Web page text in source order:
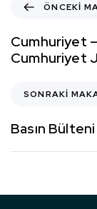
ÖNCEKI
Cumhuriyet
Cumhuriyet
SONRAKI
Basın Bülteni